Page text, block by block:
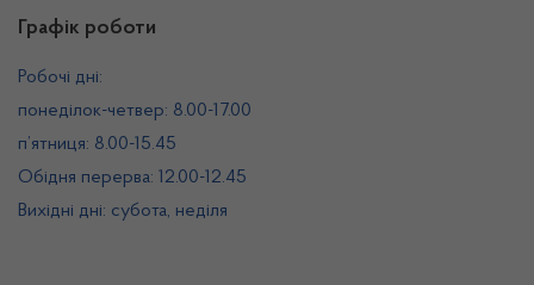
Графік роботи
Робочі дні:
понеділок-четвер: 8.00-17.00
п’ятниця: 8.00-15.45
Обідня перерва: 12.00-12.45
Вихідні дні: субота, неділя